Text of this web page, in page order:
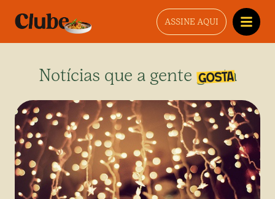
ASSINE AQUI
Notícias que a gente gosta